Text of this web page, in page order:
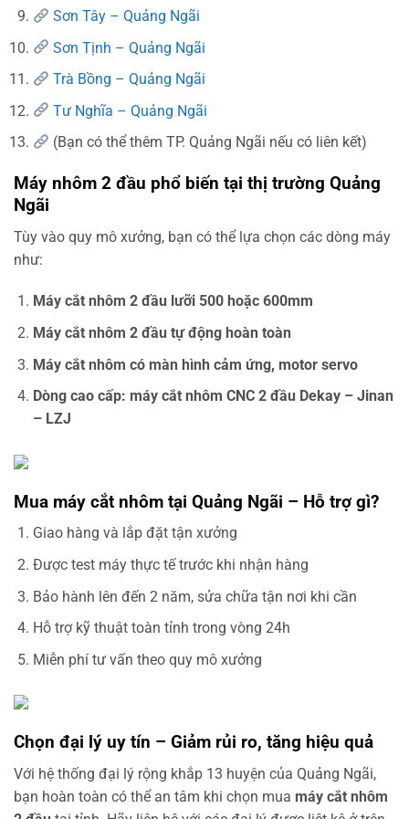
Sơn Tây – Quảng Ngãi
Sơn Tịnh – Quảng Ngãi
Trà Bồng – Quảng Ngãi
Tư Nghĩa – Quảng Ngãi
(Bạn có thể thêm TP. Quảng Ngãi nếu có liên kết)
Máy nhôm 2 đầu phổ biến tại thị trường Quảng
Ngãi
Tùy vào quy mô xưởng, bạn có thể lựa chọn các dòng máy
như:
Máy cắt nhôm 2 đầu lưỡi 500 hoặc 600mm
Máy cắt nhôm 2 đầu tự động hoàn toàn
Máy cắt nhôm có màn hình cảm ứng, motor servo
Dòng cao cấp: máy cắt nhôm CNC 2 đầu Dekay – Jinan
– LZJ
Mua máy cắt nhôm tại Quảng Ngãi – Hỗ trợ gì?
Giao hàng và lắp đặt tận xưởng
Được test máy thực tế trước khi nhận hàng
Bảo hành lên đến 2 năm, sửa chữa tận nơi khi cần
Hỗ trợ kỹ thuật toàn tỉnh trong vòng 24h
Miễn phí tư vấn theo quy mô xưởng
Chọn đại lý uy tín – Giảm rủi ro, tăng hiệu quả
Với hệ thống đại lý rộng khắp 13 huyện của Quảng Ngãi,
bạn hoàn toàn có thể an tâm khi chọn mua máy cắt nhôm